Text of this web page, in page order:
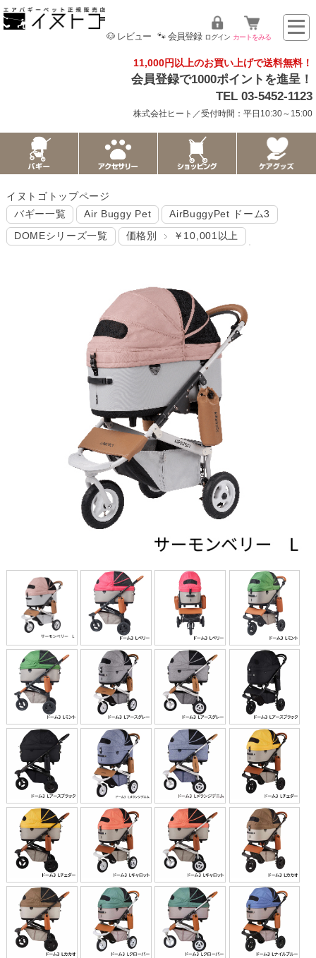
11,000円以上のお買い上げで送料無料！
会員登録で1000ポイントを進呈！
TEL 03-5452-1123
株式会社ヒート／受付時間：平日10:30～15:00
🐶 レビュー 🐾 会員登録 ログイン カートをみる
イヌトゴトップページ
バギー一覧
Air Buggy Pet AirBuggyPet ドーム3
DOMEシリーズ一覧 価格別 ￥10,001以上